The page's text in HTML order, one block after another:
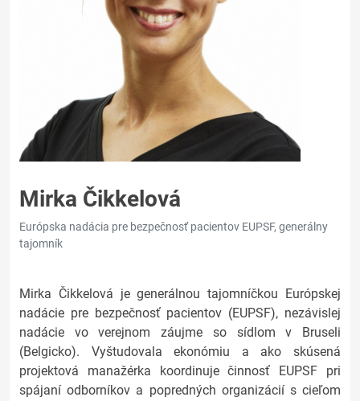
Mirka Čikkelová
Európska nadácia pre bezpečnosť pacientov EUPSF, generálny
tajomník
Mirka Čikkelová je generálnou tajomníčkou Európskej
nadácie pre bezpečnosť pacientov (EUPSF), nezávislej
nadácie vo verejnom záujme so sídlom v Bruseli
(Belgicko). Vyštudovala ekonómiu a ako skúsená
projektová manažérka koordinuje činnosť EUPSF pri
spájaní odborníkov a popredných organizácií s cieľom